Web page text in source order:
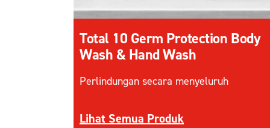
Total 10 Germ Protection Body
Wash & Hand Wash
Perlindungan secara menyeluruh
Discover more about Total 10 Germ
Lihat Semua Produk